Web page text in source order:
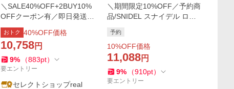
＼SALE40%OFF+2BUY10%
OFFクーポン有／即日発送/S
NIDEL スナイデル サテンナ
ローティアードスカート SW
FS262131 2026春夏 キャン
セル返品不可
おトク 40%OFF価格
10,758円
9% （883pt）
要エントリー
セレクトショップreal
＼期間限定10%OFF／予約商
品/SNIDEL スナイデル ロー
SWFS264105 8月末〜9月末
入荷予定 2026秋冬 キャンセ
ル返品不可
予約
10%OFF価格
11,088円
9% （910pt）
要エントリー